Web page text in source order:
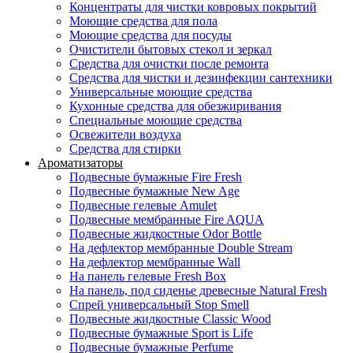
Концентраты для чистки ковровых покрытий
Моющие средства для пола
Моющие средства для посуды
Очистители бытовых стекол и зеркал
Средства для очистки после ремонта
Средства для чистки и дезинфекции сантехники
Универсальные моющие средства
Кухонные средства для обезжиривания
Специальные моющие средства
Освежители воздуха
Средства для стирки
Ароматизаторы
Подвесные бумажные Fire Fresh
Подвесные бумажные New Age
Подвесные гелевые Amulet
Подвесные мембранные Fire AQUA
Подвесные жидкостные Odor Bottle
На дефлектор мембранные Double Stream
На дефлектор мембранные Wall
На панель гелевые Fresh Box
На панель, под сиденье древесные Natural Fresh
Спрей универсальный Stop Smell
Подвесные жидкостные Classic Wood
Подвесные бумажные Sport is Life
Подвесные бумажные Perfume